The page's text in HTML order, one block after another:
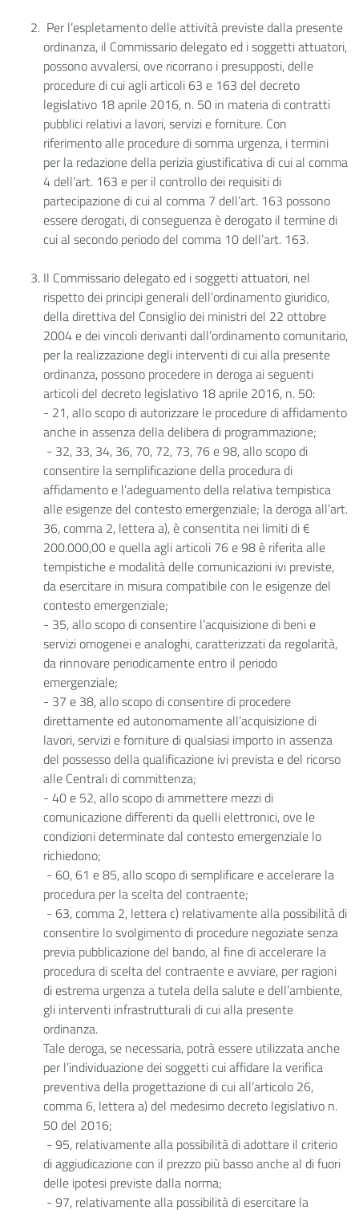
Per l’espletamento delle attività previste dalla presente
ordinanza, il Commissario delegato ed i soggetti attuatori,
possono avvalersi, ove ricorrano i presupposti, delle
procedure di cui agli articoli 63 e 163 del decreto
legislativo 18 aprile 2016, n. 50 in materia di contratti
pubblici relativi a lavori, servizi e forniture. Con
riferimento alle procedure di somma urgenza, i termini
per la redazione della perizia giustificativa di cui al comma
4 dell’art. 163 e per il controllo dei requisiti di
partecipazione di cui al comma 7 dell’art. 163 possono
essere derogati, di conseguenza è derogato il termine di
cui al secondo periodo del comma 10 dell’art. 163.
Il Commissario delegato ed i soggetti attuatori, nel
rispetto dei principi generali dell’ordinamento giuridico,
della direttiva del Consiglio dei ministri del 22 ottobre
2004 e dei vincoli derivanti dall’ordinamento comunitario,
per la realizzazione degli interventi di cui alla presente
ordinanza, possono procedere in deroga ai seguenti
articoli del decreto legislativo 18 aprile 2016, n. 50:
- 21, allo scopo di autorizzare le procedure di affidamento
anche in assenza della delibera di programmazione;
- 32, 33, 34, 36, 70, 72, 73, 76 e 98, allo scopo di
consentire la semplificazione della procedura di
affidamento e l’adeguamento della relativa tempistica
alle esigenze del contesto emergenziale; la deroga all’art.
36, comma 2, lettera a), è consentita nei limiti di €
200.000,00 e quella agli articoli 76 e 98 è riferita alle
tempistiche e modalità delle comunicazioni ivi previste,
da esercitare in misura compatibile con le esigenze del
contesto emergenziale;
- 35, allo scopo di consentire l’acquisizione di beni e
servizi omogenei e analoghi, caratterizzati da regolarità,
da rinnovare periodicamente entro il periodo
emergenziale;
- 37 e 38, allo scopo di consentire di procedere
direttamente ed autonomamente all’acquisizione di
lavori, servizi e forniture di qualsiasi importo in assenza
del possesso della qualificazione ivi prevista e del ricorso
alle Centrali di committenza;
- 40 e 52, allo scopo di ammettere mezzi di
comunicazione differenti da quelli elettronici, ove le
condizioni determinate dal contesto emergenziale lo
richiedono;
- 60, 61 e 85, allo scopo di semplificare e accelerare la
procedura per la scelta del contraente;
- 63, comma 2, lettera c) relativamente alla possibilità di
consentire lo svolgimento di procedure negoziate senza
previa pubblicazione del bando, al fine di accelerare la
procedura di scelta del contraente e avviare, per ragioni
di estrema urgenza a tutela della salute e dell’ambiente,
gli interventi infrastrutturali di cui alla presente
ordinanza.
Tale deroga, se necessaria, potrà essere utilizzata anche
per l’individuazione dei soggetti cui affidare la verifica
preventiva della progettazione di cui all’articolo 26,
comma 6, lettera a) del medesimo decreto legislativo n.
50 del 2016;
- 95, relativamente alla possibilità di adottare il criterio
di aggiudicazione con il prezzo più basso anche al di fuori
delle ipotesi previste dalla norma;
- 97, relativamente alla possibilità di esercitare la